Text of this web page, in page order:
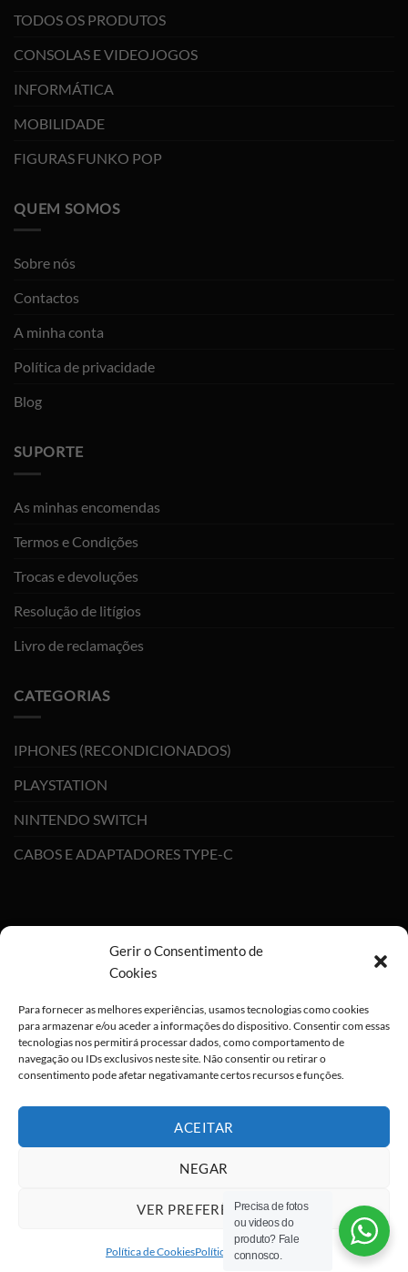
ALGO GRANDE
CHEGAR ;) !
Deixa-nos os teus dados para que
possas ser notificado em primeira
Gerir o Consentimento de
Cookies
Para fornecer as melhores experiências, usamos tecnologias como cookies
para armazenar e/ou aceder a informações do dispositivo. Consentir com essas
tecnologias nos permitirá processar dados, como comportamento de
navegação ou IDs exclusivos neste site. Não consentir ou retirar o
consentimento pode afetar negativamante certos recursos e funções.
ACEITAR
NEGAR
VER PREFERÊNCIAS
Política de CookiesPolítica de privacidade
TODOS OS PRODUTOS
CONSOLAS E VIDEOJOGOS
INFORMÁTICA
MOBILIDADE
FIGURAS FUNKO POP
QUEM SOMOS
Sobre nós
Contactos
A minha conta
Política de privacidade
Blog
SUPORTE
As minhas encomendas
Termos e Condições
Trocas e devoluções
Resolução de litígios
Livro de reclamações
CATEGORIAS
IPHONES (RECONDICIONADOS)
PLAYSTATION
NINTENDO SWITCH
CABOS E ADAPTADORES TYPE-C
Stripe MasterCardCash
Copyright 2026 ©All rights reserved
Precisa de fotos
ou videos do
produto? Fale
connosco.